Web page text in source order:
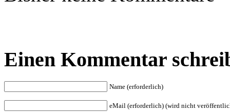
Einen Kommentar
Name (erforderlich)
eMail (erforderlich) (wird nicht